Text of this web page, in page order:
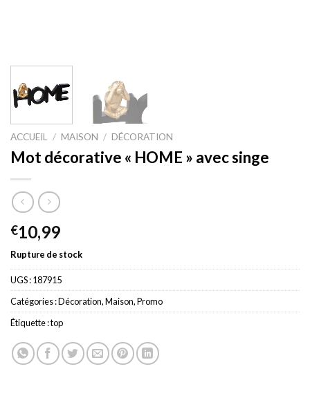
ACCUEIL / MAISON / DÉCORATION
Mot décorative « HOME » avec singe
€10,99
Rupture de stock
UGS :187915
Catégories :Décoration,Maison,Promo
Étiquette :top